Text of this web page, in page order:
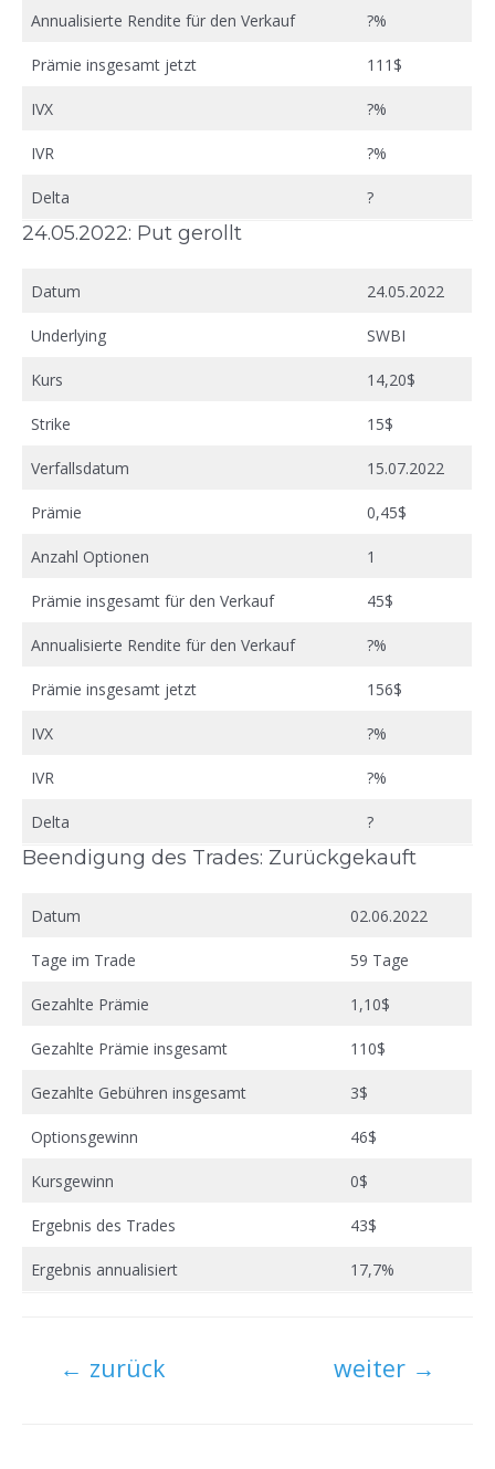
Annualisierte Rendite für den Verkauf ?%
Prämie insgesamt jetzt 111$
IVX ?%
IVR ?%
Delta ?
24.05.2022: Put gerollt
Datum 24.05.2022
Underlying SWBI
Kurs 14,20$
Strike 15$
Verfallsdatum 15.07.2022
Prämie 0,45$
Anzahl Optionen 1
Prämie insgesamt für den Verkauf 45$
Annualisierte Rendite für den Verkauf ?%
Prämie insgesamt jetzt 156$
IVX ?%
IVR ?%
Delta ?
Beendigung des Trades: Zurückgekauft
Datum 02.06.2022
Tage im Trade 59 Tage
Gezahlte Prämie 1,10$
Gezahlte Prämie insgesamt 110$
Gezahlte Gebühren insgesamt 3$
Optionsgewinn 46$
Kursgewinn 0$
Ergebnis des Trades 43$
Ergebnis annualisiert 17,7%
← zurück weiter →